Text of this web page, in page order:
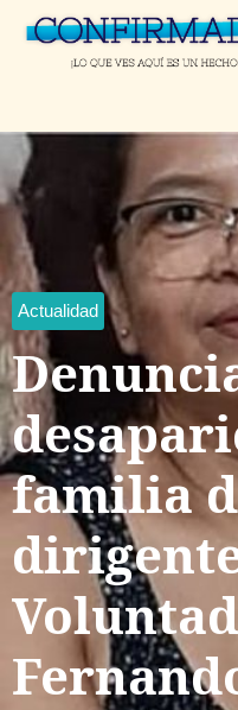
Actualidad
familia